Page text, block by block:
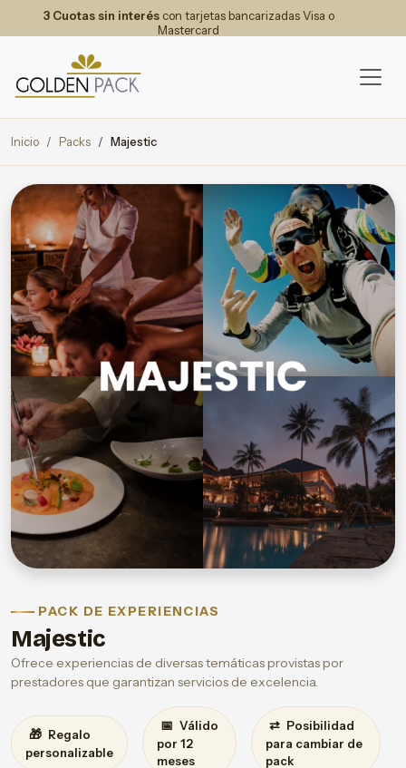
3 Cuotas sin interéscon tarjetas bancarizadas Visa o
Mastercard
Inicio Packs Majestic
PACK DE EXPERIENCIAS
Majestic
Ofrece experiencias de diversas temáticas provistas por
prestadores que garantizan servicios de excelencia.
🎁 Regalo
personalizable
📅 Válido
por 12
meses
⇄ Posibilidad
para cambiar de
pack